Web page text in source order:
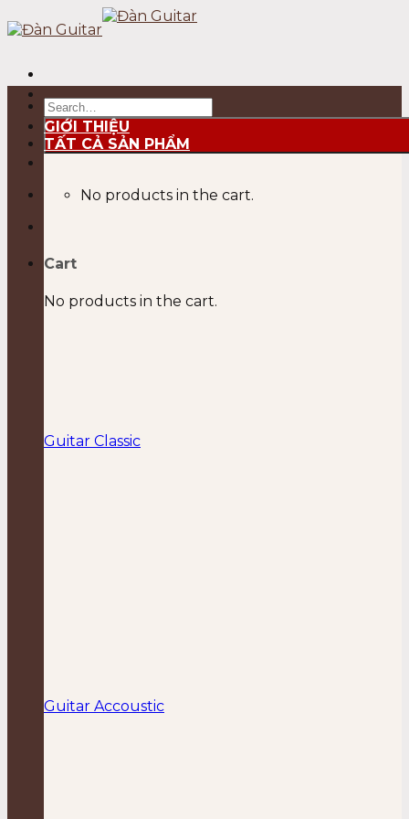
to
Search
for:
No products in the cart.
Cart
No products in the cart.
GIỚI THIỆU
TẤT CẢ SẢN PHẨM
Guitar Classic
Guitar Accoustic